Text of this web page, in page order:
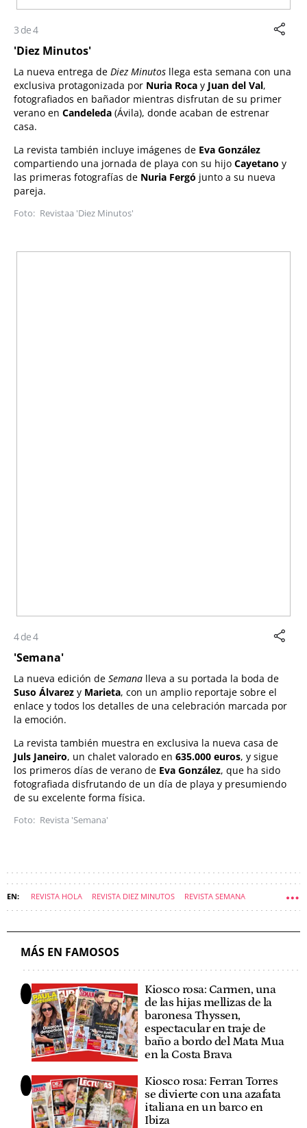
3 de 4
'Diez Minutos'
La nueva entrega de Diez Minutos llega esta semana con una
exclusiva protagonizada por Nuria Roca y Juan del Val,
fotografiados en bañador mientras disfrutan de su primer
verano en Candeleda (Ávila), donde acaban de estrenar
casa.
La revista también incluye imágenes de Eva González
compartiendo una jornada de playa con su hijo Cayetano y
las primeras fotografías de Nuria Fergó junto a su nueva
pareja.
Revistaa 'Diez Minutos'
4 de 4
'Semana'
La nueva edición de Semana lleva a su portada la boda de
Suso Álvarez y Marieta, con un amplio reportaje sobre el
enlace y todos los detalles de una celebración marcada por
la emoción.
La revista también muestra en exclusiva la nueva casa de
Juls Janeiro, un chalet valorado en 635.000 euros, y sigue
los primeros días de verano de Eva González, que ha sido
fotografiada disfrutando de un día de playa y presumiendo
de su excelente forma física.
Revista 'Semana'
REVISTA HOLA REVISTA DIEZ MINUTOS REVISTA SEMANA
KIOSCO ROSA
MÁS EN FAMOSOS
Kiosco rosa: Carmen, una
de las hijas mellizas de la
baronesa Thyssen,
espectacular en traje de
baño a bordo del Mata Mua
en la Costa Brava
Kiosco rosa: Ferran Torres
se divierte con una azafata
italiana en un barco en
Ibiza